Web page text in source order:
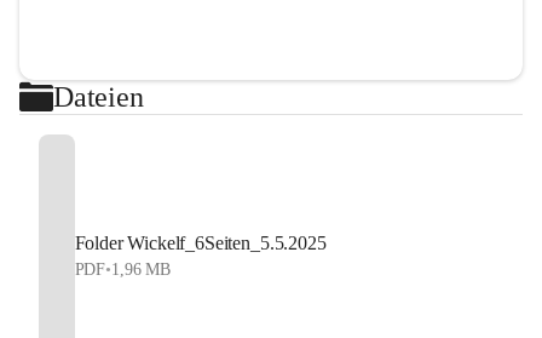
Dateien
Folder Wickelf_6Seiten_5.5.2025
PDF•1,96 MB